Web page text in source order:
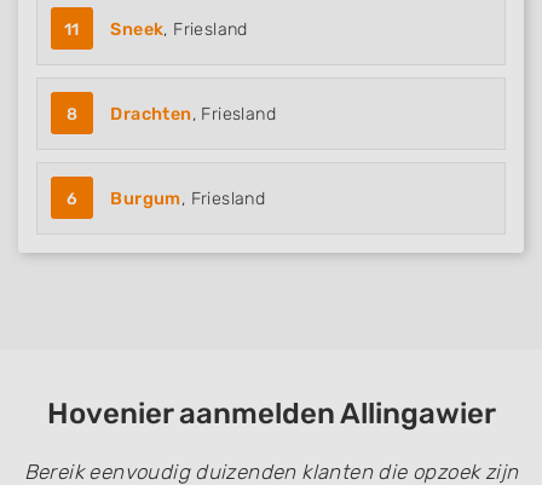
11 Sneek, Friesland
8 Drachten, Friesland
6 Burgum, Friesland
Hovenier aanmelden Allingawier
Bereik eenvoudig duizenden klanten die opzoek zijn